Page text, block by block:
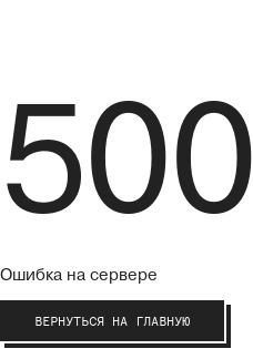
500
Ошибка на сервере
ВЕРНУТЬСЯ НА ГЛАВНУЮ